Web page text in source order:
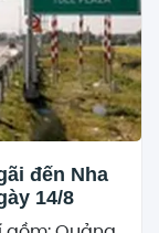
đến Nha
14/8